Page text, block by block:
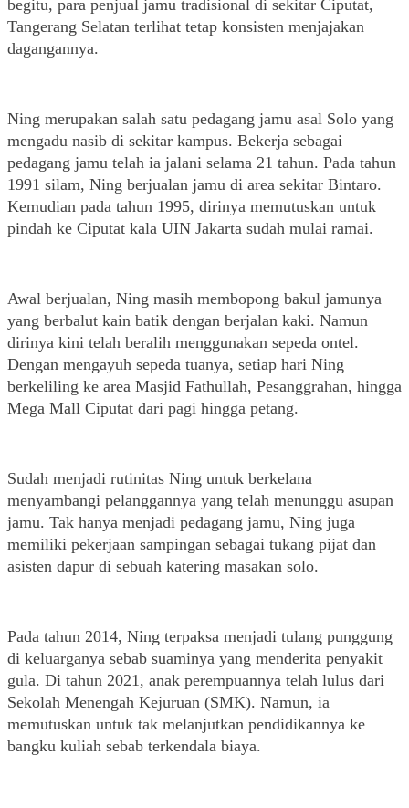
begitu, para penjual jamu tradisional di sekitar Ciputat,
Tangerang Selatan terlihat tetap konsisten menjajakan
dagangannya.
Ning merupakan salah satu pedagang jamu asal Solo yang
mengadu nasib di sekitar kampus. Bekerja sebagai
pedagang jamu telah ia jalani selama 21 tahun. Pada tahun
1991 silam, Ning berjualan jamu di area sekitar Bintaro.
Kemudian pada tahun 1995, dirinya memutuskan untuk
pindah ke Ciputat kala UIN Jakarta sudah mulai ramai.
Awal berjualan, Ning masih membopong bakul jamunya
yang berbalut kain batik dengan berjalan kaki. Namun
dirinya kini telah beralih menggunakan sepeda ontel.
Dengan mengayuh sepeda tuanya, setiap hari Ning
berkeliling ke area Masjid Fathullah, Pesanggrahan, hingga
Mega Mall Ciputat dari pagi hingga petang.
Sudah menjadi rutinitas Ning untuk berkelana
menyambangi pelanggannya yang telah menunggu asupan
jamu. Tak hanya menjadi pedagang jamu, Ning juga
memiliki pekerjaan sampingan sebagai tukang pijat dan
asisten dapur di sebuah katering masakan solo.
Pada tahun 2014, Ning terpaksa menjadi tulang punggung
di keluarganya sebab suaminya yang menderita penyakit
gula. Di tahun 2021, anak perempuannya telah lulus dari
Sekolah Menengah Kejuruan (SMK). Namun, ia
memutuskan untuk tak melanjutkan pendidikannya ke
bangku kuliah sebab terkendala biaya.